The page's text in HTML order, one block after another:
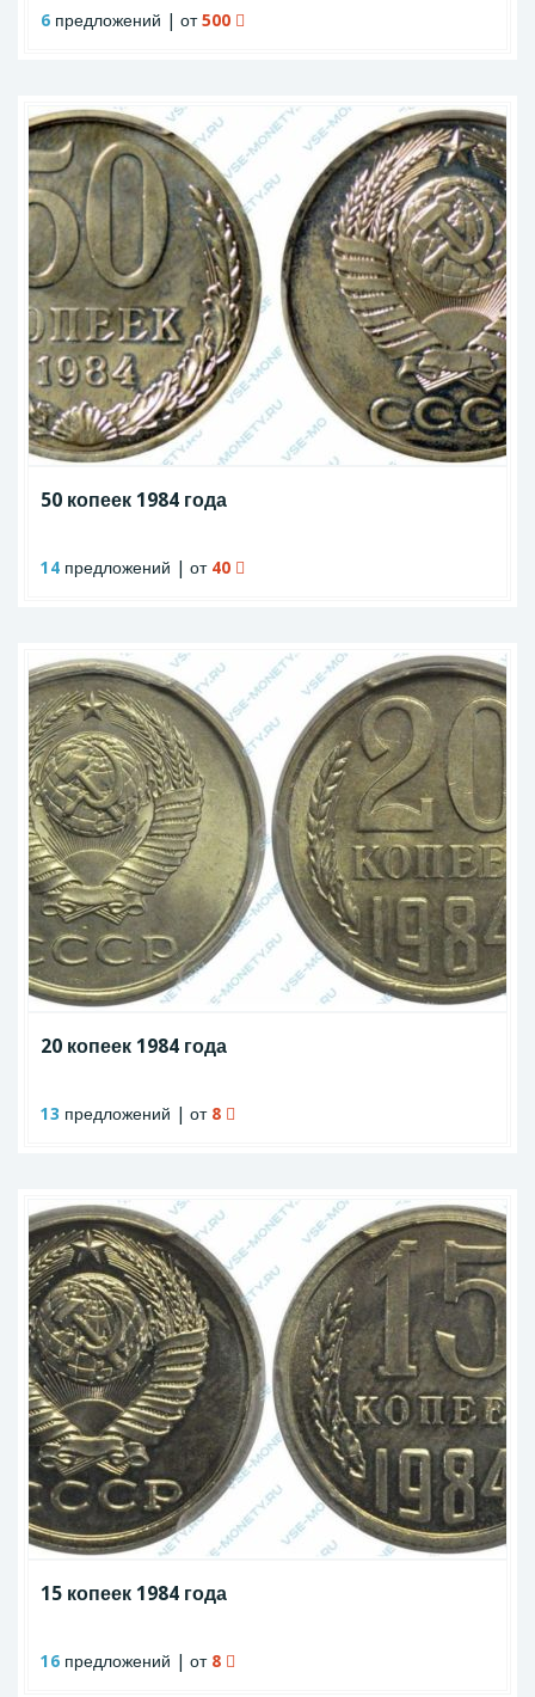
6 предложений | от500
50 копеек 1984 года
14 предложений | от 40
20 копеек 1984 года
13 предложений | от 8
15 копеек 1984 года
16 предложений | от 8